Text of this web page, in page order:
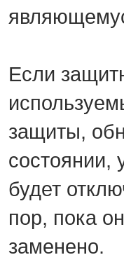
Если
защиты,
состоянии,
будет
пор, пока
заменено.